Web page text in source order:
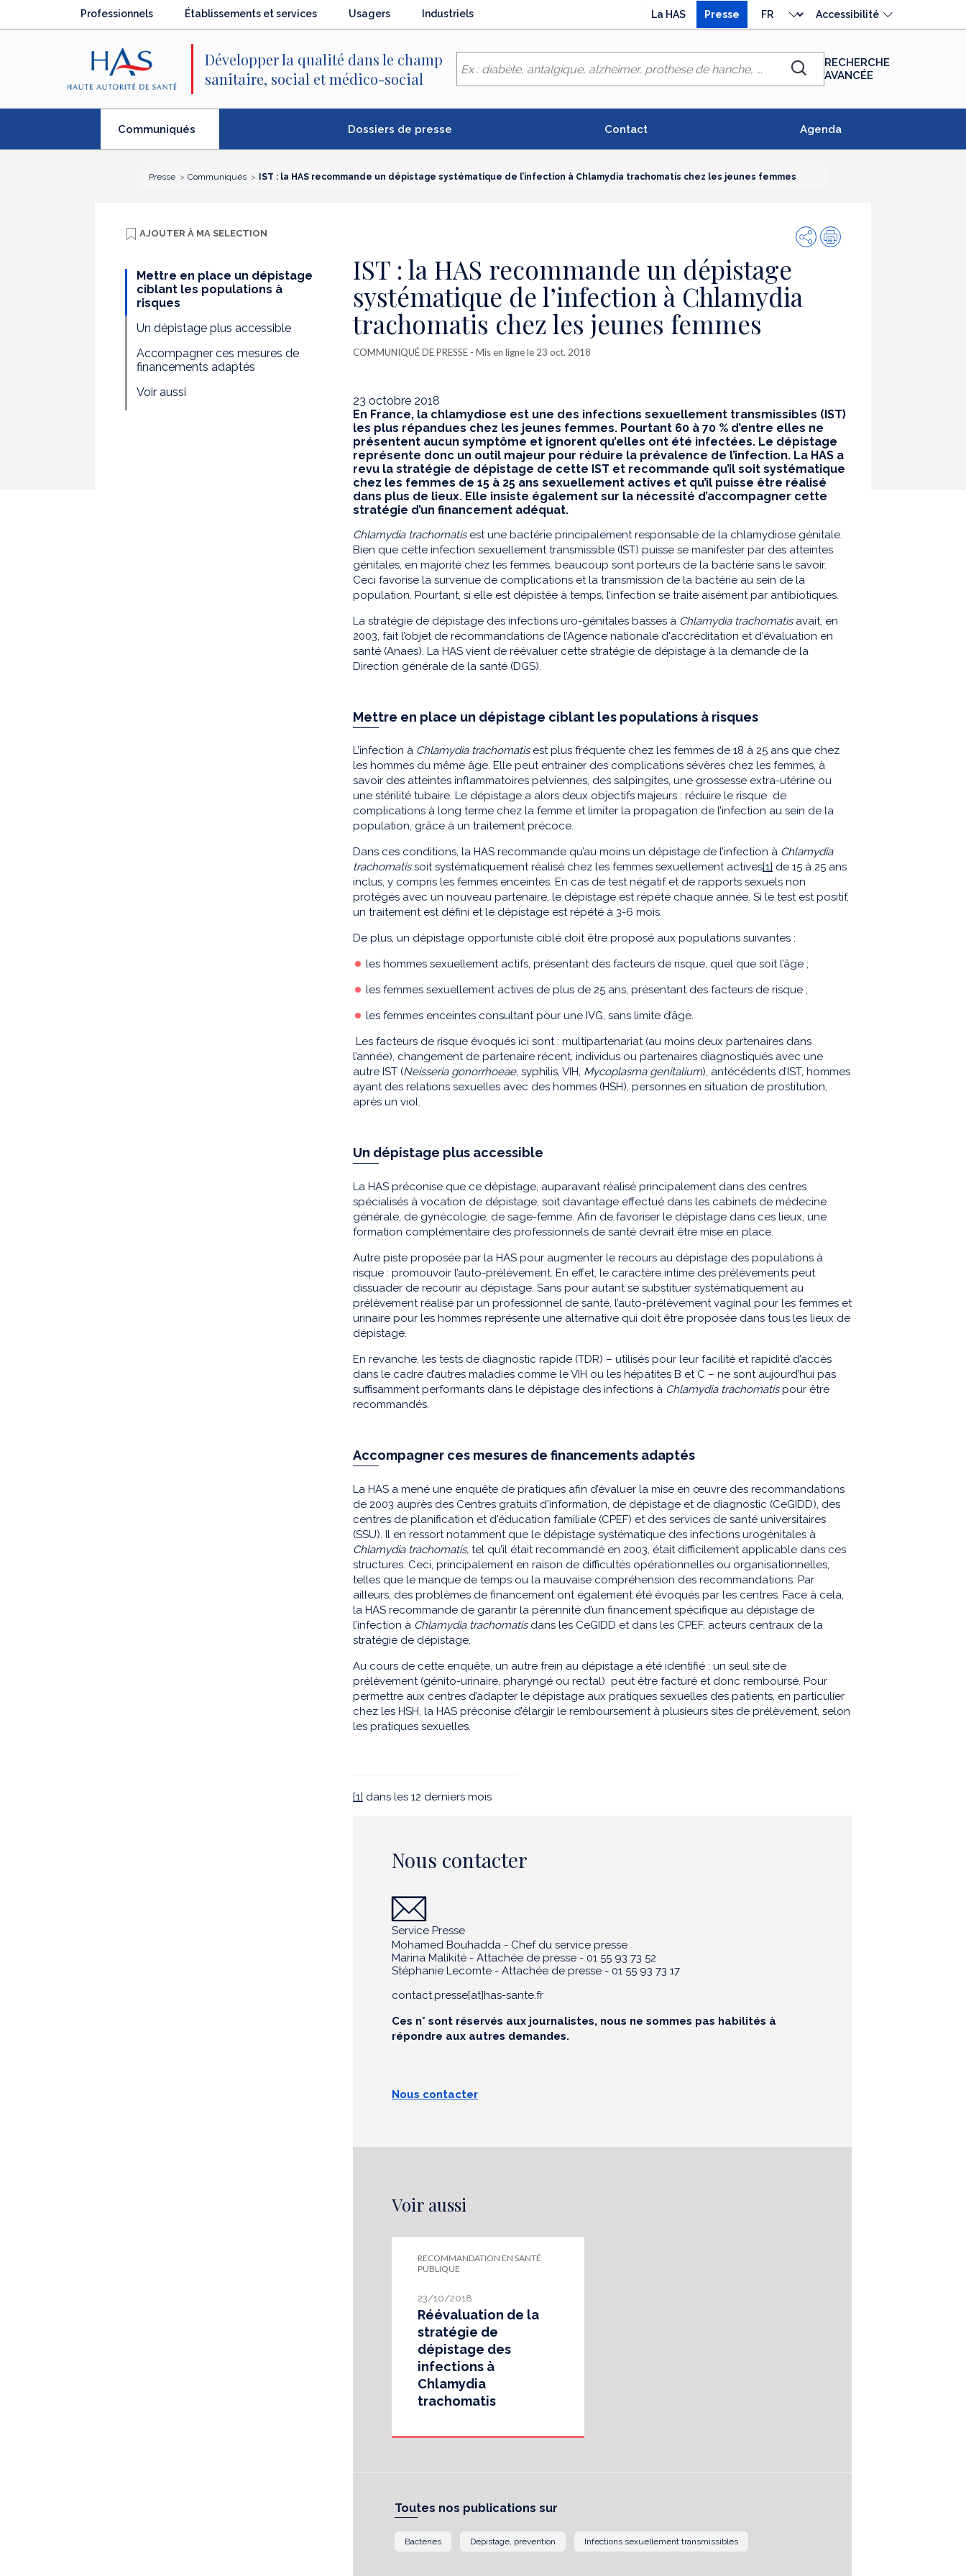
Professionnels Établissements et services Usagers Industriels La HAS Presse
langue
Accessibilité
Développer la qualité dans le champ
sanitaire, social et médico-social
Chercher
RECHERCHE
AVANCÉE
Communiqués(élément
Dossiers de presse Contact Agenda
Presse Communiqués IST : la HAS recommande un dépistage systématique de l’infection à Chlamydia trachomatis chez les jeunes femmes
AJOUTER À MA SELECTION
Mettre en place un dépistage
ciblant les populations à
risques
Un dépistage plus accessible
Accompagner ces mesures de
financements adaptés
Voir aussi
PartagerImpression
IST : la HAS recommande un dépistage
systématique de l’infection à Chlamydia
trachomatis chez les jeunes femmes
COMMUNIQUÉ DE PRESSE - Mis en ligne le 23 oct. 2018
23 octobre 2018
En France, la chlamydiose est une des infections sexuellement transmissibles (IST)
les plus répandues chez les jeunes femmes. Pourtant 60 à 70 % d’entre elles ne
présentent aucun symptôme et ignorent qu’elles ont été infectées. Le dépistage
représente donc un outil majeur pour réduire la prévalence de l’infection. La HAS a
revu la stratégie de dépistage de cette IST et recommande qu’il soit systématique
chez les femmes de 15 à 25 ans sexuellement actives et qu’il puisse être réalisé
dans plus de lieux. Elle insiste également sur la nécessité d’accompagner cette
stratégie d’un financement adéquat.
Chlamydia trachomatisest une bactérie principalement responsable de la chlamydiose génitale.
Bien que cette infection sexuellement transmissible (IST) puisse se manifester par des atteintes
génitales, en majorité chez les femmes, beaucoup sont porteurs de la bactérie sans le savoir.
Ceci favorise la survenue de complications et la transmission de la bactérie au sein de la
population. Pourtant, si elle est dépistée à temps, l’infection se traite aisément par antibiotiques.
La stratégie de dépistage des infections uro-génitales basses à Chlamydia trachomatisavait, en
2003, fait l’objet de recommandations de l’Agence nationale d'accréditation et d'évaluation en
santé (Anaes). La HAS vient de réévaluer cette stratégie de dépistage à la demande de la
Direction générale de la santé (DGS).
Mettre en place un dépistage ciblant les populations à risques
L’infection à Chlamydia trachomatisest plus fréquente chez les femmes de 18 à 25 ans que chez
les hommes du même âge. Elle peut entrainer des complications sévères chez les femmes, à
savoir des atteintes inflammatoires pelviennes, des salpingites, une grossesse extra-utérine ou
une stérilité tubaire. Le dépistage a alors deux objectifs majeurs : réduire le risque de
complications à long terme chez la femme et limiter la propagation de l’infection au sein de la
population, grâce à un traitement précoce.
Dans ces conditions, la HAS recommande qu’au moins un dépistage de l’infection à Chlamydia
trachomatissoit systématiquement réalisé chez les femmes sexuellement actives[1] de 15 à 25 ans
inclus, y compris les femmes enceintes. En cas de test négatif et de rapports sexuels non
protégés avec un nouveau partenaire, le dépistage est répété chaque année. Si le test est positif,
un traitement est défini et le dépistage est répété à 3-6 mois.
De plus, un dépistage opportuniste ciblé doit être proposé aux populations suivantes :
les hommes sexuellement actifs, présentant des facteurs de risque, quel que soit l’âge ;
les femmes sexuellement actives de plus de 25 ans, présentant des facteurs de risque ;
les femmes enceintes consultant pour une IVG, sans limite d’âge.
Les facteurs de risque évoqués ici sont : multipartenariat (au moins deux partenaires dans
l’année), changement de partenaire récent, individus ou partenaires diagnostiqués avec une
autre IST (Neisseria gonorrhoeae, syphilis, VIH, Mycoplasma genitalium), antécédents d’IST, hommes
ayant des relations sexuelles avec des hommes (HSH), personnes en situation de prostitution,
après un viol.
Un dépistage plus accessible
La HAS préconise que ce dépistage, auparavant réalisé principalement dans des centres
spécialisés à vocation de dépistage, soit davantage effectué dans les cabinets de médecine
générale, de gynécologie, de sage-femme. Afin de favoriser le dépistage dans ces lieux, une
formation complémentaire des professionnels de santé devrait être mise en place.
Autre piste proposée par la HAS pour augmenter le recours au dépistage des populations à
risque : promouvoir l’auto-prélèvement. En effet, le caractère intime des prélèvements peut
dissuader de recourir au dépistage. Sans pour autant se substituer systématiquement au
prélèvement réalisé par un professionnel de santé, l’auto-prélèvement vaginal pour les femmes et
urinaire pour les hommes représente une alternative qui doit être proposée dans tous les lieux de
dépistage.
En revanche, les tests de diagnostic rapide (TDR) – utilisés pour leur facilité et rapidité d’accès
dans le cadre d’autres maladies comme le VIH ou les hépatites B et C – ne sont aujourd’hui pas
suffisamment performants dans le dépistage des infections à Chlamydia trachomatispour être
recommandés.
Accompagner ces mesures de financements adaptés
La HAS a mené une enquête de pratiques afin d’évaluer la mise en œuvre des recommandations
de 2003 auprès des Centres gratuits d'information, de dépistage et de diagnostic (CeGIDD), des
centres de planification et d'éducation familiale (CPEF) et des services de santé universitaires
(SSU). Il en ressort notamment que le dépistage systématique des infections urogénitales à
Chlamydia trachomatis, tel qu’il était recommandé en 2003, était difficilement applicable dans ces
structures. Ceci, principalement en raison de difficultés opérationnelles ou organisationnelles,
telles que le manque de temps ou la mauvaise compréhension des recommandations. Par
ailleurs, des problèmes de financement ont également été évoqués par les centres. Face à cela,
la HAS recommande de garantir la pérennité d’un financement spécifique au dépistage de
l’infection à Chlamydia trachomatisdans les CeGIDD et dans les CPEF, acteurs centraux de la
stratégie de dépistage.
Au cours de cette enquête, un autre frein au dépistage a été identifié : un seul site de
prélèvement (génito-urinaire, pharyngé ou rectal) peut être facturé et donc remboursé. Pour
permettre aux centres d’adapter le dépistage aux pratiques sexuelles des patients, en particulier
chez les HSH, la HAS préconise d’élargir le remboursement à plusieurs sites de prélèvement, selon
les pratiques sexuelles.
[1] dans les 12 derniers mois
Nous contacter
Service Presse
Mohamed Bouhadda - Chef du service presse
Marina Malikité - Attachée de presse - 01 55 93 73 52
Stéphanie Lecomte - Attachée de presse - 01 55 93 73 17
contact.presse[at]has-sante.fr
Ces n° sont réservés aux journalistes, nous ne sommes pas habilités à
répondre aux autres demandes.
Nous contacter
Voir aussi
RECOMMANDATION EN SANTÉ
PUBLIQUE
23/10/2018
Réévaluation de la
stratégie de
dépistage des
infections à
Chlamydia
trachomatis
Toutes nos publications sur
Bactéries Dépistage, prévention Infections sexuellement transmissibles